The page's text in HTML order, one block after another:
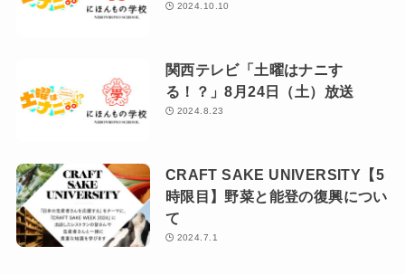
2024.10.10
関西テレビ「土曜はナニす
る！？」8月24日（土）放送
2024.8.23
CRAFT SAKE UNIVERSITY【5
時限目】野菜と能登の復興につい
て
2024.7.1